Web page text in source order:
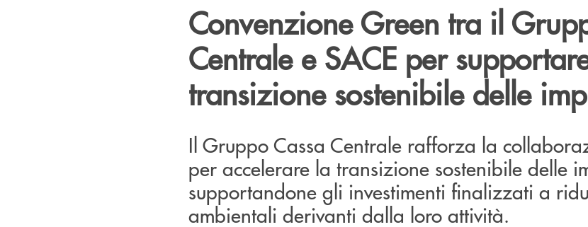
Convenzione Green tra il
Centrale e SACE per
transizione sostenibile delle
Il Gruppo Cassa Centrale rafforza la
per accelerare la transizione sostenibile delle
supportandone gli investimenti finalizzati a
ambientali derivanti dalla loro attività.